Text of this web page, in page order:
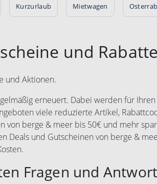
Kurzurlaub Mietwagen
und Rabatte
und Aktionen.
erneuert. Dabei werden für
viele reduzierte Artikel,
von berge & meer bis 50€ und mehr
Deals und Gutscheinen von berge &
Fragen und